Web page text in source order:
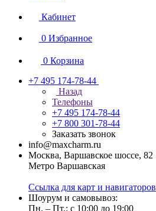
Кабинет
0 Избранное
0 Корзина
+7 495 174-78-44
Назад
Телефоны
+7 495 174-78-44
+7 800 301-78-44
Заказать звонок
info@maxcharm.ru
Москва, Варшавское шоссе, 82
Метро Варшавская
Ссылка для карт и навигаторов
Шоурум и самовывоз:
Пн. – Пт.: с 10:00 до 19:00